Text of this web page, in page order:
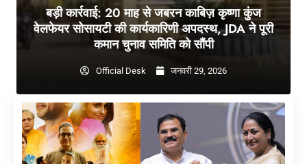
बड़ी कार्रवाई: 20 माह से जबरन काबिज़ कृष्णा कुंज
वेलफेयर सोसायटी की कार्यकारिणी अपदस्थ, JDA ने पूरी
कमान चुनाव समिति को सौंपी
Official Desk जनवरी 29, 2026